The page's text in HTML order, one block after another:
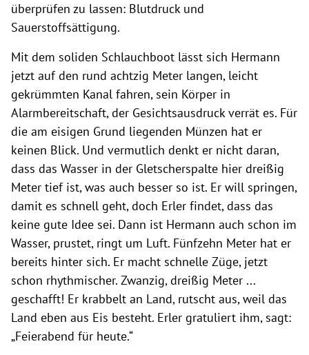
überprüfen zu lassen: Blutdruck und
Sauerstoffsättigung.
Mit dem soliden Schlauchboot lässt sich Hermann
jetzt auf den rund achtzig Meter langen, leicht
gekrümmten Kanal fahren, sein Körper in
Alarmbereitschaft, der Gesichtsausdruck verrät es. Für
die am eisigen Grund liegenden Münzen hat er
keinen Blick. Und vermutlich denkt er nicht daran,
dass das Wasser in der Gletscherspalte hier dreißig
Meter tief ist, was auch besser so ist. Er will springen,
damit es schnell geht, doch Erler findet, dass das
keine gute Idee sei. Dann ist Hermann auch schon im
Wasser, prustet, ringt um Luft. Fünfzehn Meter hat er
bereits hinter sich. Er macht schnelle Züge, jetzt
schon rhythmischer. Zwanzig, dreißig Meter ...
geschafft! Er krabbelt an Land, rutscht aus, weil das
Land eben aus Eis besteht. Erler gratuliert ihm, sagt:
„Feierabend für heute.“